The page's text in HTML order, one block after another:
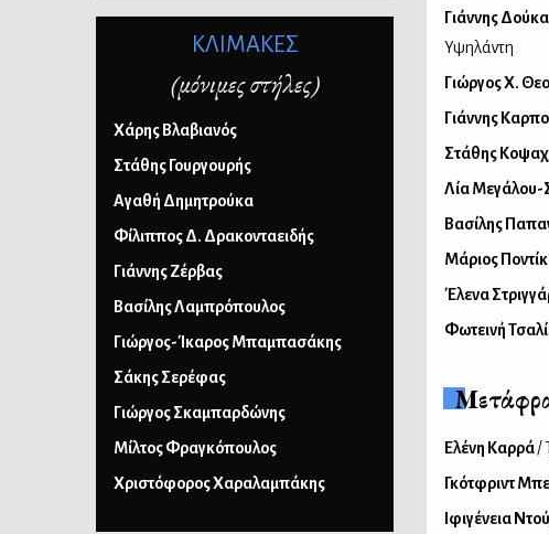
ΚΛΙΜΑΚΕΣ
(μόνιμες στήλες)
Χάρης Βλαβιανός
Στάθης Γουργουρής
Αγαθή Δημητρούκα
Φίλιππος Δ. Δρακονταειδής
Γιάννης Ζέρβας
Βασίλης Λαμπρόπουλος
Γιώργος-Ίκαρος Μπαμπασάκης
Σάκης Σερέφας
Γιώργος Σκαμπαρδώνης
Μίλτος Φραγκόπουλος
Χριστόφορος Χαραλαμπάκης
Γιάννης
Υψηλάντη
Γιώργος Χ.
Γιάννης
Στάθης
Λία Μεγάλου-
Βασίλης
Μάριος
Έλενα
Φωτεινή
Ελένη Καρρά/
Γκότφριντ
Ιφιγένεια